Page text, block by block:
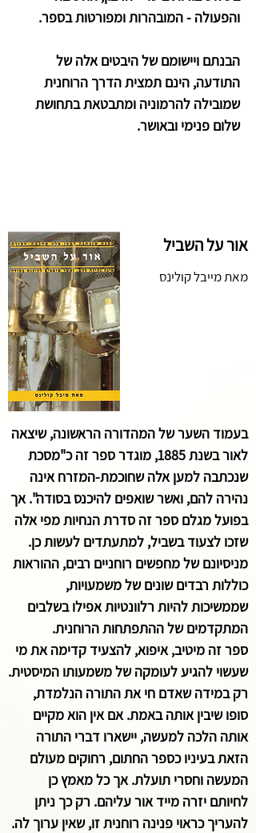
והפעולה - המובהרות ומפורטות בספר.
הבנתם ויישומם של היבטים אלה של
התודעה, הינם תמצית הדרך הרוחנית
שמובילה להרמוניה ומתבטאת בתחושת
שלום פנימי ובאושר.
אור על השביל
מאת מייבל קולינס
בעמוד השער של המהדורה הראשונה, שיצאה
לאור בשנת 1885, מוגדר ספר זה כ"מסכת
שנכתבה למען אלה שחוכמת-המזרח אינה
נהירה להם, ואשר שואפים להיכנס בסודה". אך
בפועל מגלם ספר זה סדרת הנחיות מפי אלה
שזכו לצעוד בשביל, למתעתדים לעשות כן.
מניסיונם של מחפשים רוחניים רבים, ההוראות
כוללות רבדים שונים של משמעויות,
שממשיכות להיות רלוונטיות אפילו בשלבים
המתקדמים של ההתפתחות הרוחנית.
ספר זה מיטיב, איפוא, להצעיד קדימה את מי
שעשוי להגיע לעומקה של משמעותו המיסטית.
רק במידה שאדם חי את התורה הנלמדת,
סופו שיבין אותה באמת. אם אין הוא מקיים
אותה הלכה למעשה, יישארו דברי התורה
הזאת בעיניו כספר החתום, רחוקים מעולם
המעשה וחסרי תועלת. אך כל מאמץ כן
לחיותם יזרה מייד אור עליהם. רק כך ניתן
להעריך כראוי פנינה רוחנית זו, שאין ערוך לה.